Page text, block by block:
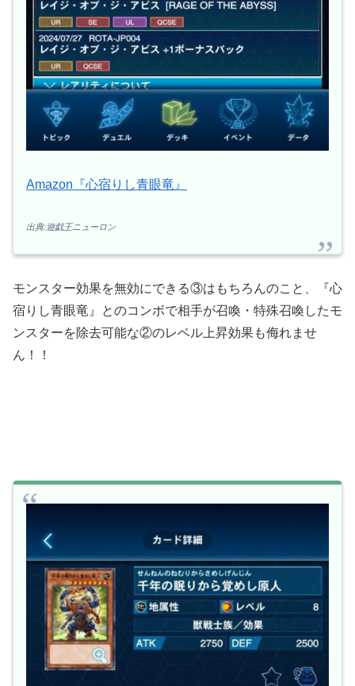
Amazon『心宿りし青眼竜』
出典:遊戯王ニューロン
モンスター効果を無効にできる③はもちろんのこと、『心
宿りし青眼竜』とのコンボで相手が召喚・特殊召喚したモ
ンスターを除去可能な②のレベル上昇効果も侮れませ
ん！！